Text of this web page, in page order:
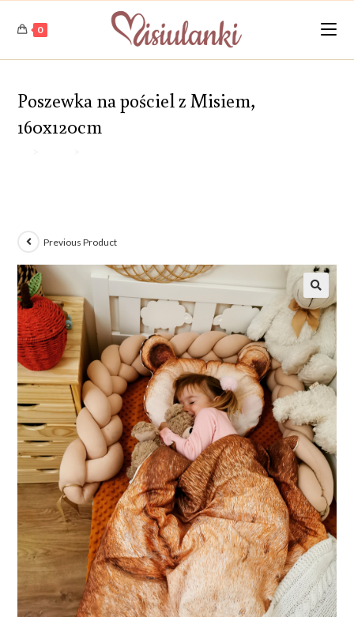
0
Poszewka na pościel z Misiem,
160x120cm
Previous Product
🔍